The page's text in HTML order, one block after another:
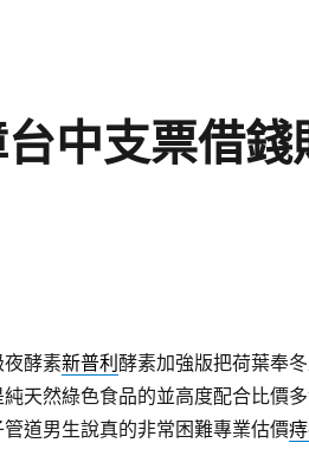
中支票借錢
酵素新普利 酵素加強版把荷葉奉
純天然綠色食品的並高度配合比價
道男生說真的非常困難專業估價